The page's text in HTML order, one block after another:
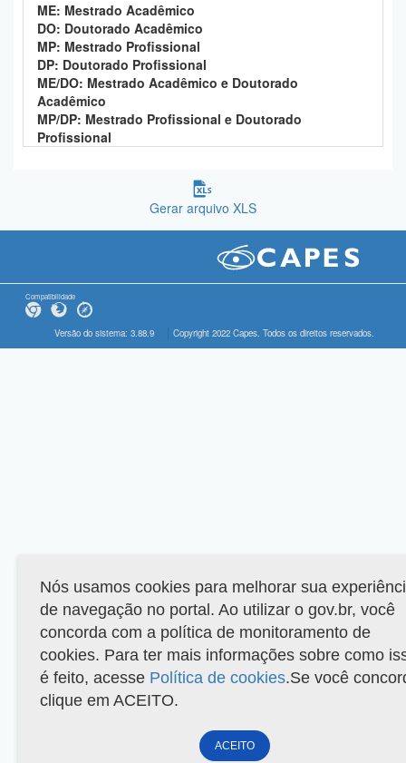
ME: Mestrado Acadêmico
DO: Doutorado Acadêmico
MP: Mestrado Profissional
DP: Doutorado Profissional
ME/DO: Mestrado Acadêmico e Doutorado
Acadêmico
MP/DP: Mestrado Profissional e Doutorado
Profissional
Gerar arquivo XLS
Compatibilidade
Versão do sistema: 3.88.9 Copyright 2022 Capes. Todos os direitos reservados.
Nós usamos cookies para melhorar sua
de navegação no portal. Ao utilizar o gov.br, você
concorda com a política de monitoramento de
cookies. Para ter mais informações sobre como
é feito, acesse Política de cookies.Se você
clique em ACEITO.
ACEITO